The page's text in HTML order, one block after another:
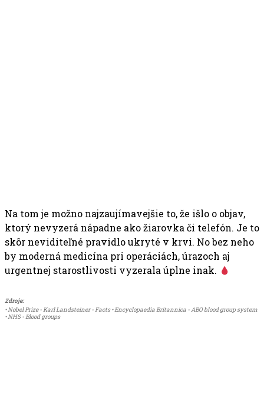
Na tom je možno najzaujímavejšie to, že išlo o objav,
ktorý nevyzerá nápadne ako žiarovka či telefón. Je to
skôr neviditeľné pravidlo ukryté v krvi. No bez neho
by moderná medicína pri operáciách, úrazoch aj
urgentnej starostlivosti vyzerala úplne inak.
Zdroje:
• Nobel Prize - Karl Landsteiner - Facts • Encyclopaedia Britannica - ABO blood group system
• NHS - Blood groups